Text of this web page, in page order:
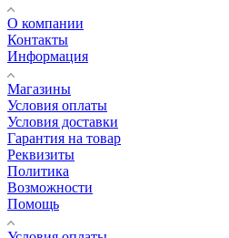
О компании
Контакты
Информация
Магазины
Условия оплаты
Условия доставки
Гарантия на товар
Реквизиты
Политика
Возможности
Помощь